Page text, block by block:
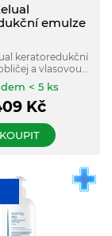
emulze
keratoredukční
a vlasovou
o mléčné
a
pokožku
Má jemnou
která
mastný ani
< 5 ks
Kč
KOUPIT